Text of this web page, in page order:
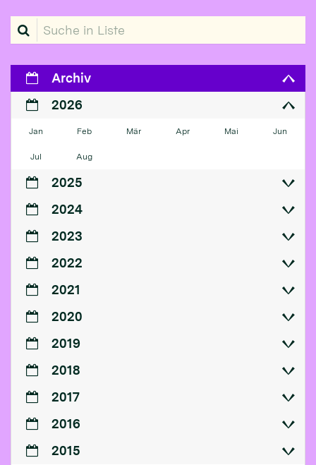
Suche in Liste
Archiv
2026
Jan Feb Mär Apr Mai Jun
Jul Aug
2025
2024
2023
2022
2021
2020
2019
2018
2017
2016
2015